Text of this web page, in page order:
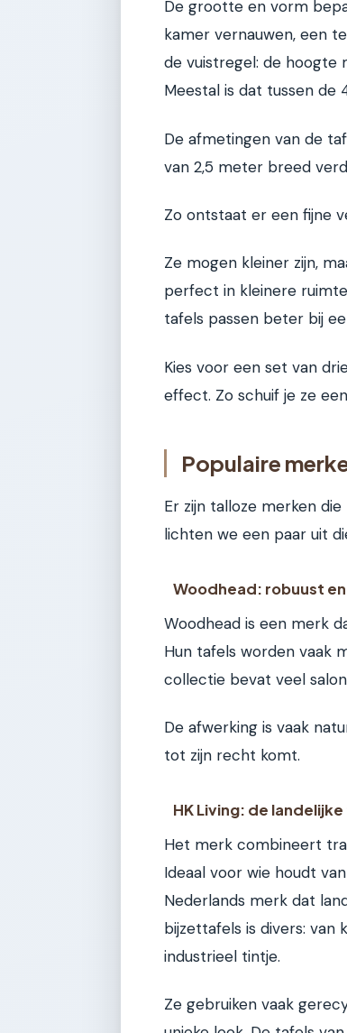
De grootte en vorm
kamer vernauwen, een
de vuistregel: de hoogte
Meestal is dat tussen
De afmetingen van de
van 2,5 meter breed
Zo ontstaat er een fijne
Ze mogen kleiner zijn,
perfect in kleinere
tafels passen beter bij
Kies voor een set van
effect. Zo schuif je ze
Populaire
Er zijn talloze merken
lichten we een paar uit
Woodhead: robuust
Woodhead is een merk
Hun tafels worden vaak
collectie bevat veel
De afwerking is vaak
tot zijn recht komt.
HK Living: de
Het merk combineert
Ideaal voor wie houdt
Nederlands merk dat
bijzettafels is divers:
industrieel tintje.
Ze gebruiken vaak